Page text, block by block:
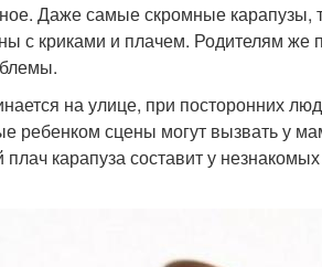
Даже самые скромные карапузы,
с криками и плачем. Родителям
на улице, при посторонних
ребенком сцены могут вызвать у
карапуза составит у